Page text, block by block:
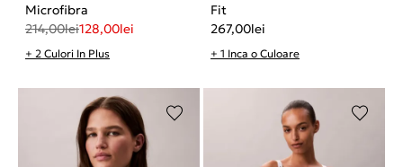
Microfibra
214,00lei128,00lei
+ 2 Culori In Plus
Fit
267,00lei
+ 1 Inca o Culoare